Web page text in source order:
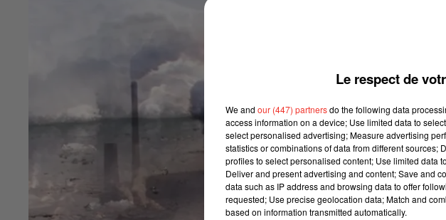
Le respect de
We and our (447) partnersdo the following data
access information on a device; Use limited data to
select personalised advertising; Measure advertising
statistics or combinations of data from different
profiles to select personalised content; Use limited data
Deliver and present advertising and content; Save and
data such as IP address and browsing data to offer
requested; Use precise geolocation data; Match and
based on information transmitted automatically.